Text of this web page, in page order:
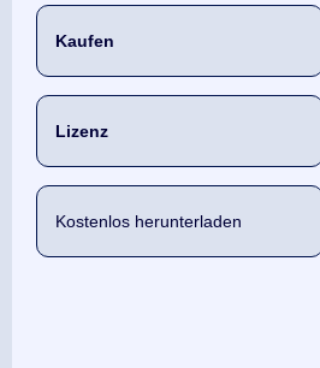
Kaufen
Lizenz
Kostenlos herunterladen